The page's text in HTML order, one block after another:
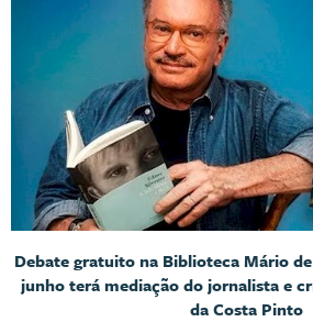
Debate gratuito na Biblioteca Mário
junho terá mediação do jornalista e
da Costa Pinto